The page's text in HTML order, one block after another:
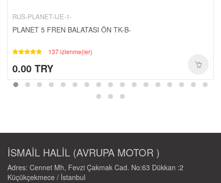
RULMANLAR-1-
SCT-PASIFIK-1-
RUS-PLANET-IJE-1-
PLANET 5 FREN BALATASI ÖN TK-B-
137 izlenme(ler)
0.00 TRY
İSMAİL HALİL (AVRUPA MOTOR )
Adres: Cennet Mh, Fevzi Çakmak Cad. No:63 Dükkan :2
Küçükçekmece / İstanbul